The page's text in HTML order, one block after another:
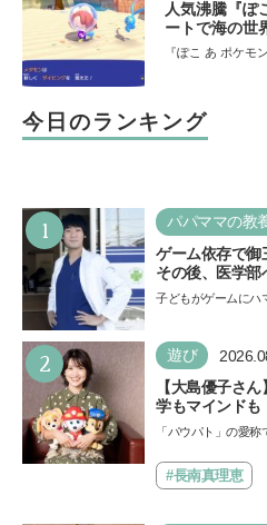
人気沸騰『ぽ
ートで海の世
街づくりが楽
『ぽこ あ ポケモ
今日のランキング
1 パパママの教
ゲーム依存で御
その後、医学部
「ゲームの経験
子どもがゲームにハ
い…
2 遊び
【大島優子さ
学もマインドも
声優をつとめ
できると子ども
「パウパト」の愛
ザ…#長南真理恵